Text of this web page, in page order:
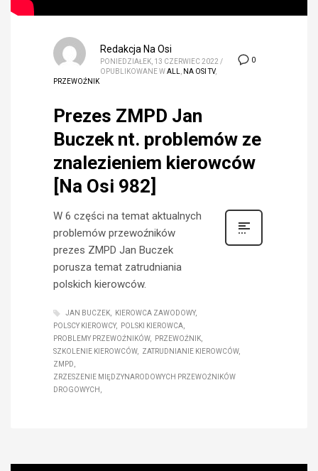
0
Redakcja Na Osi
PONIEDZIAŁEK, 13 CZERWIEC 2022 /
OPUBLIKOWANE WALL NA OSI TV,
PRZEWOŹNIK
Prezes ZMPD Jan
Buczek nt. problemów ze
znalezieniem kierowców
[Na Osi 982]
W 6 części na temat aktualnych
problemów przewoźników
prezes ZMPD Jan Buczek
porusza temat zatrudniania
polskich kierowców.
JAN BUCZEK
KIEROWCA ZAWODOWY
POLSCY KIEROWCY
POLSKI KIEROWCA
PROBLEMY PRZEWOŹNIKÓW
PRZEWOŹNIK
SZKOLENIE KIEROWCÓW
ZATRUDNIANIE KIEROWCÓW
ZMPD
ZRZESZENIE MIĘDZYNARODOWYCH PRZEWOŹNIKÓW
DROGOWYCH